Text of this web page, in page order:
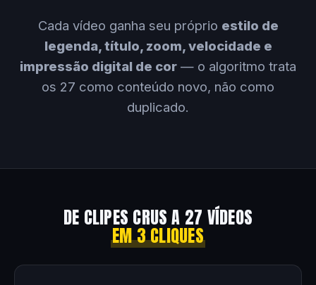
Cada vídeo ganha seu próprio estilo de
legenda, título, zoom, velocidade e
impressão digital de cor — o algoritmo trata
os 27 como conteúdo novo, não como
duplicado.
DE CLIPES CRUS A 27 VÍDEOS
EM 3 CLIQUES